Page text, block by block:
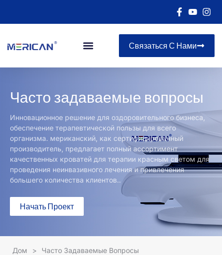
Связаться С Нами
Часто задаваемые вопросы
Инновационное решение для оздоровительного бизнеса,
обеспечение терапевтической пользы для всего
организма. мериканский, как сертифицированный
производитель, предлагает полный ассортимент
качественных кроватей для терапии красным светом для
проведения неинвазивного лечения и привлечения
большего количества клиентов..
Начать Проект
Дом > Часто Задаваемые Вопросы